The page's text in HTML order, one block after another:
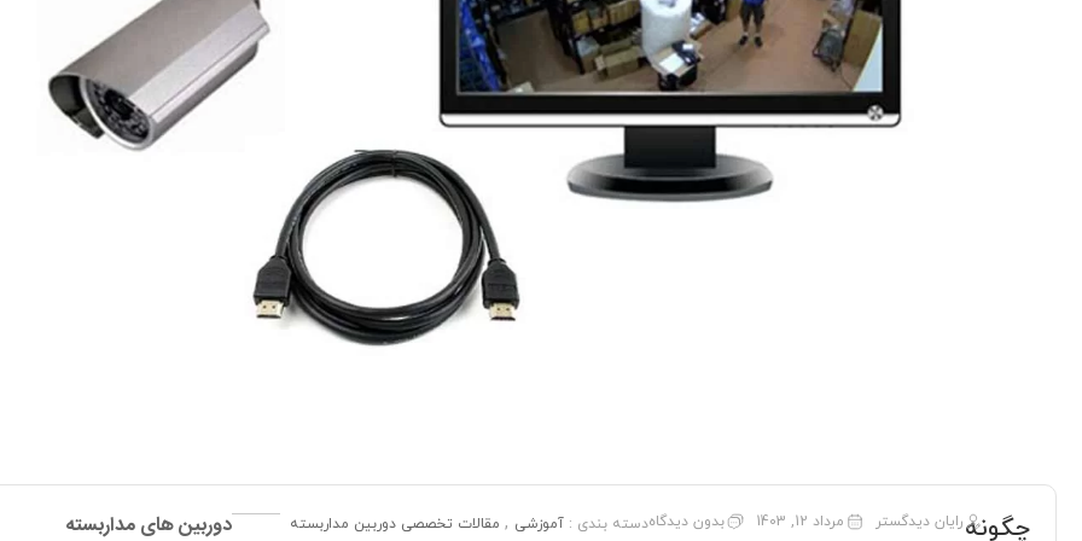
15N08
-
5MP
چگونهرایان دیدگستر مرداد 12, 1403 بدون دیدگاهدسته بندی : آموزشی , مقالات تخصصی دوربین مداربسته
دوربین های مداربسته